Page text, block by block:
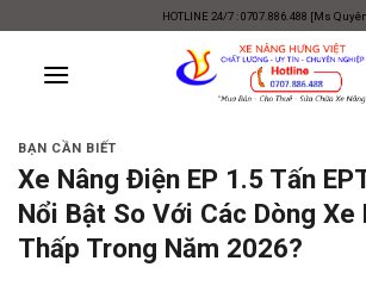
content
HOTLINE 24/7 : 0707.886.488 [Ms
BẠN CẦN BIẾT
Xe Nâng Điện EP 1.5 Tấn
Nổi Bật So Với Các Dòng Xe
Thấp Trong Năm 2026?